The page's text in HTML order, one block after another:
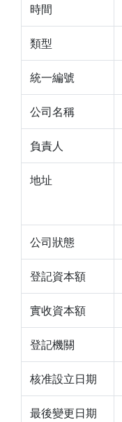
時間
類型
統一編號
公司名稱
負責人
地址
公司狀態
登記資本額
實收資本額
登記機關
核准設立日期
最後變更日期